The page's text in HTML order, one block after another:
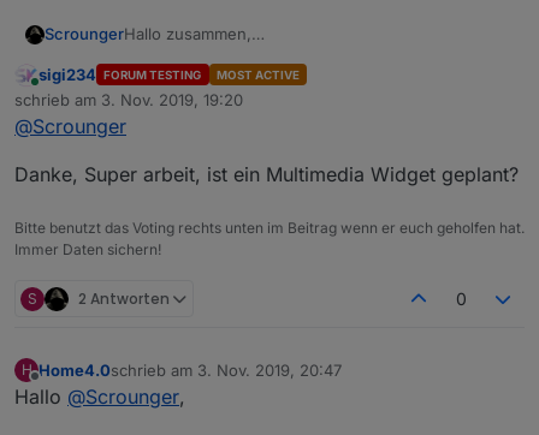
ScroungerHallo zusammen,
Google material components web Bibliothek
und "echte" Material Widgets zur Verfügung stellt
inkl. der entsprechenden Effekt, wie Overlay, ripple,
Der Adapter befindet sich bereits im latest
repository.
Neue Funktionen (Widgets) werde ich zu erst hier
von github installieren:
Nach erfolgreichem Feedback mach ich eine neue
Folgende Elemente sind bereits enthalten:
Da das mein erster VIS Adapter ist, benötige ich
Online
sigi234 FORUM TESTING MOST ACTIVE
schrieb am 3. Nov. 2019, 19:20
zuletzt editiert von
@Scrounger
Danke, Super arbeit, ist ein Multimedia Widget geplant?
Bitte benutzt das Voting rechts unten im Beitrag wenn er euch geholfen hat.
Immer Daten sichern!
S 2 Antworten 0
H
Offline
Home4.0schrieb am 3. Nov. 2019, 20:47
zuletzt editiert von
Hallo @Scrounger,